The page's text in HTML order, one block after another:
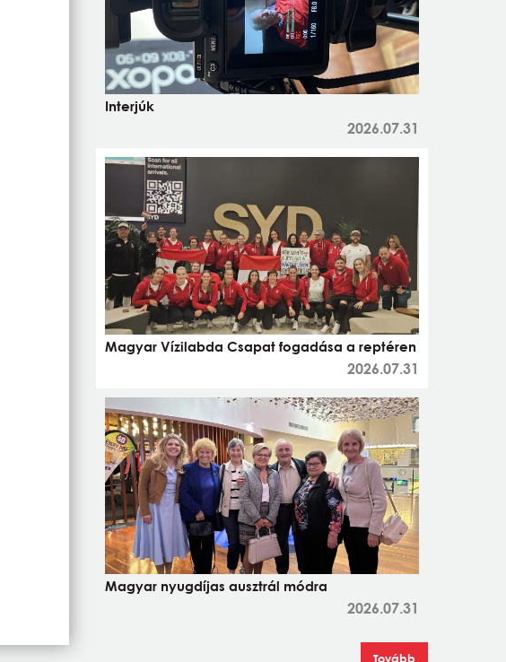
Interjúk
2026.07.31
Magyar Vízilabda Csapat fogadása a reptéren
2026.07.31
Magyar nyugdíjas ausztrál módra
2026.07.31
Tovább